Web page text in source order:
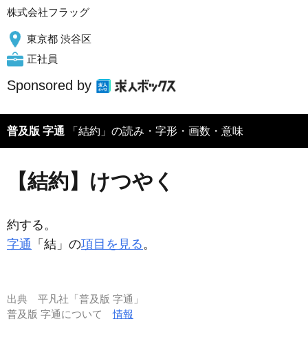
株式会社フラッグ
東京都 渋谷区
正社員
Sponsored by
普及版 字通 「結約」の読み・字形・画数・意味
【結約】けつやく
約する。
字通 「結」の項目を見る。
出典 平凡社「普及版 字通」
普及版 字通について情報